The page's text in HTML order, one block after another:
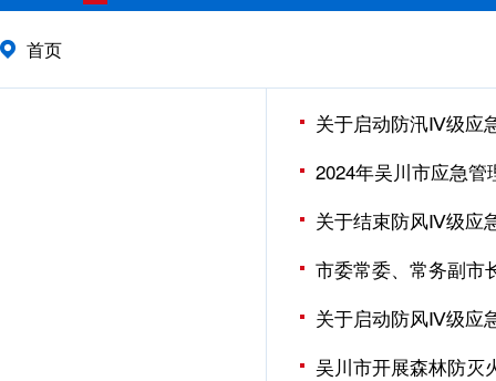
首页
关于启动防汛Ⅳ级应
2024年吴川市应急管
关于结束防风Ⅳ级应
市委常委、常务副市
关于启动防风Ⅳ级应
吴川市开展森林防灭